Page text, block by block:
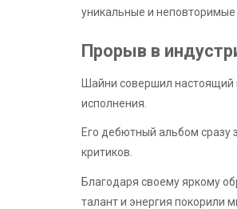
уникальные и
Прорыв в
Шайни совершил
исполнения.
Его дебютный альбом сразу
критиков.
Благодаря своему яркому
талант и энергия покорили